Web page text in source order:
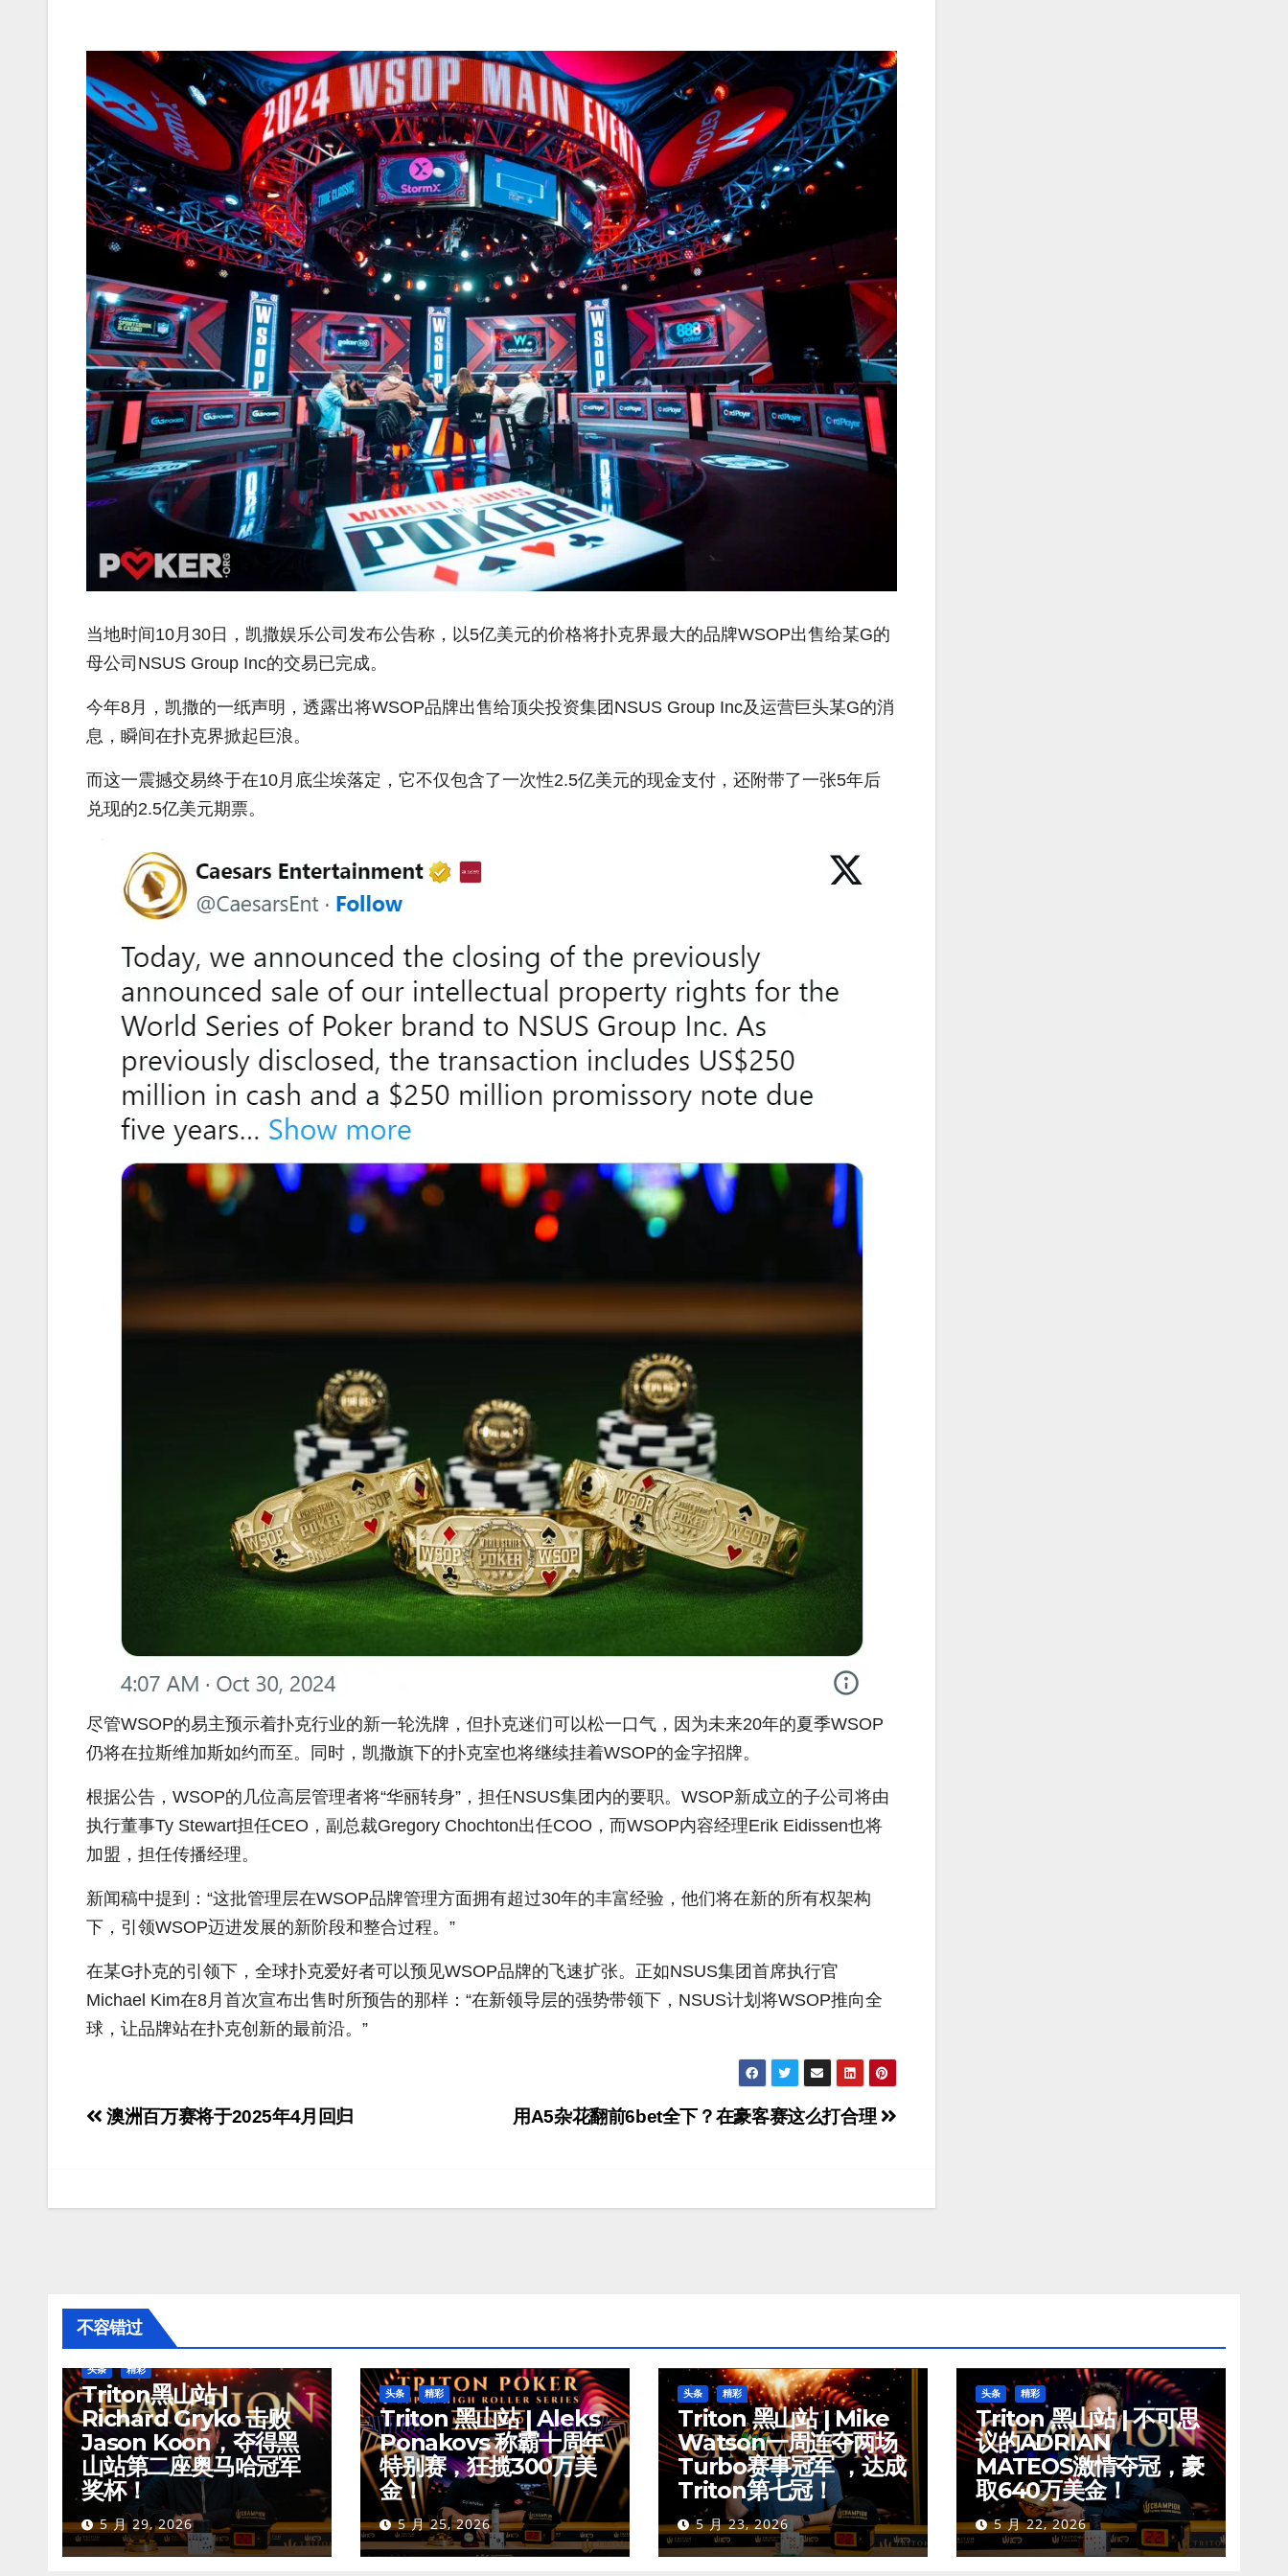
当地时间10月30日，凯撒娱乐公司发布公告称，以5亿美元的价格将扑克界最大的品牌WSOP出售给某G的
母公司NSUS Group Inc的交易已完成。
今年8月，凯撒的一纸声明，透露出将WSOP品牌出售给顶尖投资集团NSUS Group Inc及运营巨头某G的消
息，瞬间在扑克界掀起巨浪。
而这一震撼交易终于在10月底尘埃落定，它不仅包含了一次性2.5亿美元的现金支付，还附带了一张5年后
兑现的2.5亿美元期票。
尽管WSOP的易主预示着扑克行业的新一轮洗牌，但扑克迷们可以松一口气，因为未来20年的夏季WSOP
仍将在拉斯维加斯如约而至。同时，凯撒旗下的扑克室也将继续挂着WSOP的金字招牌。
根据公告，WSOP的几位高层管理者将“华丽转身”，担任NSUS集团内的要职。WSOP新成立的子公司将由
执行董事Ty Stewart担任CEO，副总裁Gregory Chochton出任COO，而WSOP内容经理Erik Eidissen也将
加盟，担任传播经理。
新闻稿中提到：“这批管理层在WSOP品牌管理方面拥有超过30年的丰富经验，他们将在新的所有权架构
下，引领WSOP迈进发展的新阶段和整合过程。”
在某G扑克的引领下，全球扑克爱好者可以预见WSOP品牌的飞速扩张。正如NSUS集团首席执行官
Michael Kim在8月首次宣布出售时所预告的那样：“在新领导层的强势带领下，NSUS计划将WSOP推向全
球，让品牌站在扑克创新的最前沿。”
文
航
用A5杂花翻前6bet全下？在豪客赛这么打合理
澳洲百万赛将于2025年4月回归
不容错过
头条 精彩
Triton黑山站 |
Richard Gryko 击败
Jason Koon，夺得黑
山站第二座奥马哈冠军
奖杯！
5 月 29, 2026
头条 精彩
Triton 黑山站 | Aleks
Ponakovs 称霸十周年
特别赛，狂揽300万美
金！
5 月 25, 2026
头条 精彩
Triton 黑山站 | Mike
Watson一周连夺两场
Turbo赛事冠军 ，达成
Triton第七冠！
5 月 23, 2026
头条 精彩
Triton 黑山站 | 不可思
议的ADRIAN
MATEOS激情夺冠，豪
取640万美金！
5 月 22, 2026